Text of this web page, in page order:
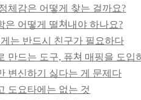
체감은 어떻게 찾는 걸까요?
은 어떻게 떨쳐내야 하나요?
는 반드시 친구가 필요하다
만드는 도구, 퓨쳐 매핑을 도입
변신하기 싫다는 게 문제다
도요타에는 없는 것